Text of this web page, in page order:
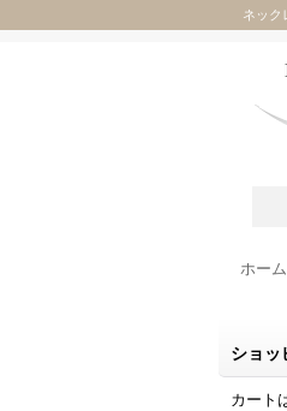
ネック
ホーム
ショッ
カート